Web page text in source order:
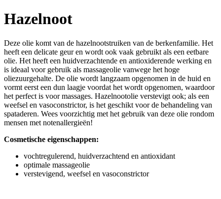
Hazelnoot
Deze olie komt van de hazelnootstruiken van de berkenfamilie. Het
heeft een delicate geur en wordt ook vaak gebruikt als een eetbare
olie. Het heeft een huidverzachtende en antioxiderende werking en
is ideaal voor gebruik als massageolie vanwege het hoge
oliezuurgehalte. De olie wordt langzaam opgenomen in de huid en
vormt eerst een dun laagje voordat het wordt opgenomen, waardoor
het perfect is voor massages. Hazelnootolie verstevigt ook; als een
weefsel en vasoconstrictor, is het geschikt voor de behandeling van
spataderen. Wees voorzichtig met het gebruik van deze olie rondom
mensen met notenallergieën!
Cosmetische eigenschappen:
vochtregulerend, huidverzachtend en antioxidant
optimale massageolie
verstevigend, weefsel en vasoconstrictor